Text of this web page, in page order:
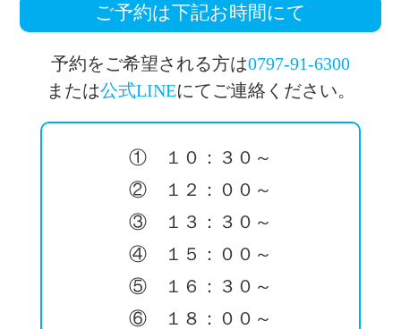
ご予約は下記お時間にて
予約をご希望される方は0797-91-6300
または公式LINEにてご連絡ください。
① １０：３０～
② １２：００～
③ １３：３０～
④ １５：００～
⑤ １６：３０～
⑥ １８：００～